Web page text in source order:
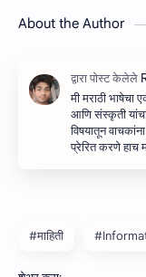
About the Author
मी मराठी भाषेचा
आणि संस्कृती
विषयातून
प्रेरित करणे हाच
#माहिती